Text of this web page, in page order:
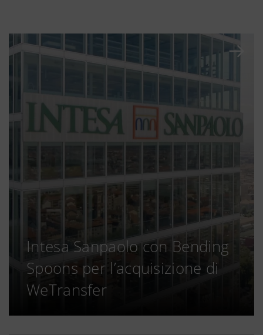
Intesa Sanpaolo con Bending
Spoons per l’acquisizione di
WeTransfer